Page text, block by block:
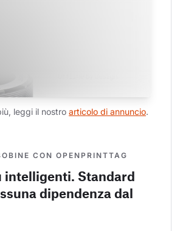
leggi il nostro articolo di annuncio.
CON OPENPRINTTAG
intelligenti. Standard
dipendenza dal